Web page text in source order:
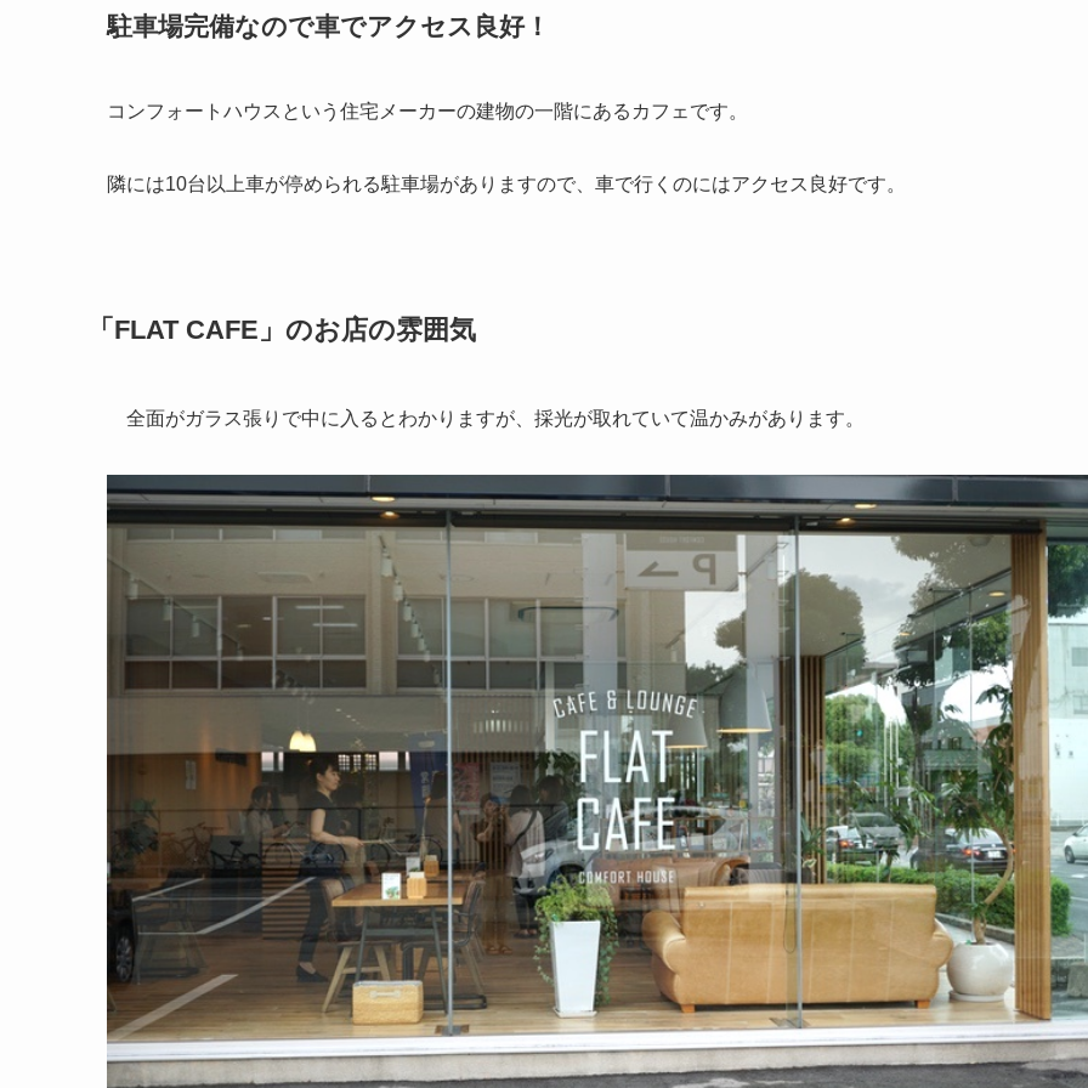
駐車場完備なので車でアクセス良好！
コンフォートハウスという住宅メーカーの建物の一階にあるカフェです。
隣には10台以上車が停められる駐車場がありますので、車で行くのにはアクセス良好です。
「FLAT CAFE」のお店の雰囲気
全面がガラス張りで中に入るとわかりますが、採光が取れていて温かみがあります。